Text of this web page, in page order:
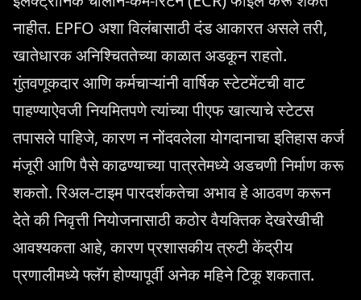
नाहीत. EPFO अशा विलंबासाठी दंड आकारत असले तरी,
खातेधारक अनिश्चिततेच्या काळात अडकून राहतो.
गुंतवणूकदार आणि कर्मचाऱ्यांनी वार्षिक स्टेटमेंटची वाट
पाहण्याऐवजी नियमितपणे त्यांच्या पीएफ खात्याचे स्टेटस
तपासले पाहिजे, कारण न नोंदवलेला योगदानाचा इतिहास कर्ज
मंजूरी आणि पैसे काढण्याच्या पात्रतेमध्ये अडचणी निर्माण करू
शकतो. रिअल-टाइम पारदर्शकतेचा अभाव हे आठवण करून
देते की निवृत्ती नियोजनासाठी कठोर वैयक्तिक देखरेखीची
आवश्यकता आहे, कारण प्रशासकीय त्रुटी केंद्रीय
प्रणालीमध्ये फ्लॅग होण्यापूर्वी अनेक महिने टिकू शकतात.